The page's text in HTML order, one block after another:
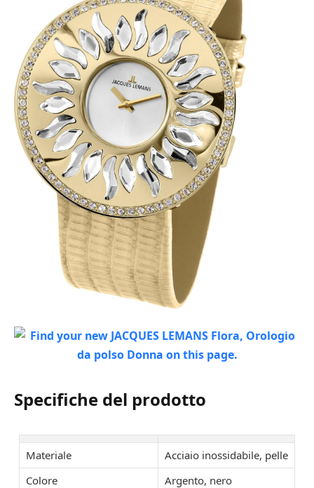
Specifiche del prodotto
Materiale
Acciaio inossidabile, pelle
Colore
Argento, nero